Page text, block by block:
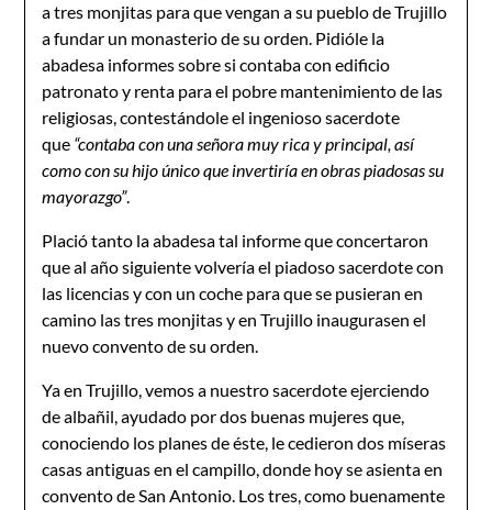
a tres monjitas para que vengan a su pueblo de Trujillo
a fundar un monasterio de su orden. Pidióle la
abadesa informes sobre si contaba con edificio
patronato y renta para el pobre mantenimiento de las
religiosas, contestándole el ingenioso sacerdote
que “contaba con una señora muy rica y principal, así
como con su hijo único que invertiría en obras piadosas su
mayorazgo”.
Plació tanto la abadesa tal informe que concertaron
que al año siguiente volvería el piadoso sacerdote con
las licencias y con un coche para que se pusieran en
camino las tres monjitas y en Trujillo inaugurasen el
nuevo convento de su orden.
Ya en Trujillo, vemos a nuestro sacerdote ejerciendo
de albañil, ayudado por dos buenas mujeres que,
conociendo los planes de éste, le cedieron dos míseras
casas antiguas en el campillo, donde hoy se asienta en
convento de San Antonio. Los tres, como buenamente